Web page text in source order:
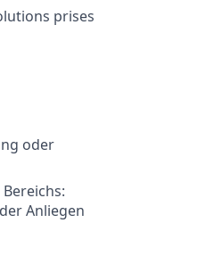
prises
oder
Anliegen